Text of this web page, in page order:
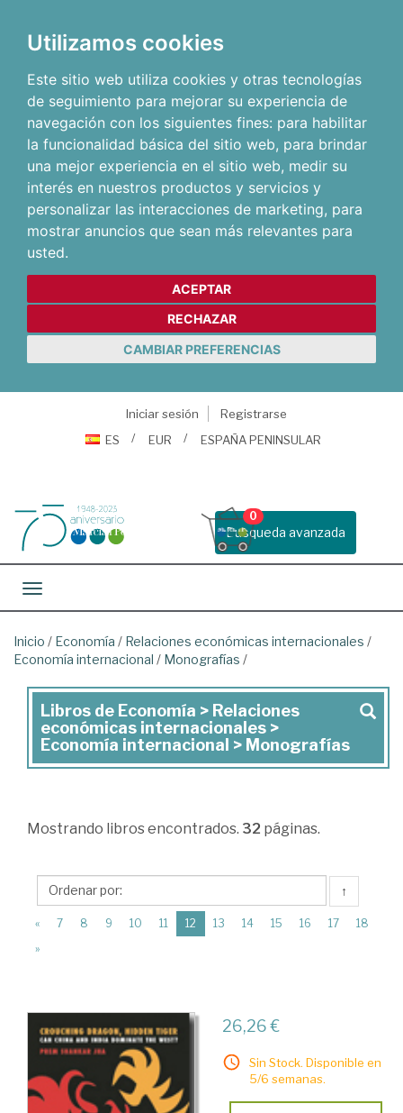
Utilizamos cookies
Este sitio web utiliza cookies y otras tecnologías
de seguimiento para mejorar su experiencia de
navegación con los siguientes fines: para habilitar
la funcionalidad básica del sitio web, para brindar
una mejor experiencia en el sitio web, medir su
interés en nuestros productos y servicios y
personalizar las interacciones de marketing, para
mostrar anuncios que sean más relevantes para
usted.
ACEPTAR
RECHAZAR
CAMBIAR PREFERENCIAS
Iniciar sesión
Registrarse
ES
EUR ESPAÑA PENINSULAR
Busqueda avanzada
0
Toggle navigation
Inicio / Economía / Relaciones económicas internacionales /
Economía internacional / Monografías /
Libros
de
Economía
Relaciones
internacionales
>
Economía
Monografías
Libros de Economía > Relaciones
económicas internacionales >
Economía internacional > Monografías
Mostrando libros encontrados. 32 páginas.
↑
« 7 8 9 10 11 12 (current)
13 14 15 16 17
18
»
26,26 €
Sin Stock. Disponible en
5/6 semanas.